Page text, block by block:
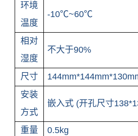
环境
温度
-10℃~60℃
相对
湿度
不大于90%
尺寸 144mm*144mm*130
安装
方式
嵌入式 (开孔尺寸
重量 0.5kg